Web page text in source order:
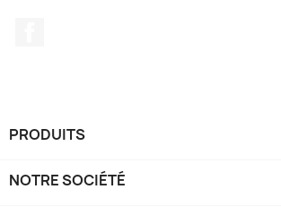
PRODUITS
NOTRE SOCIÉTÉ